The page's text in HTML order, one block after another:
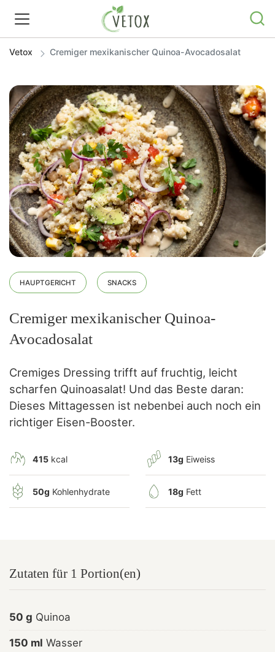
REZEPTWELT
WISSEN
SHOP
GRATIS ERNÄHRUNGSTIPPS
Vetox Cremiger mexikanischer Quinoa-Avocadosalat
HAUPTGERICHT SNACKS
Cremiger mexikanischer Quinoa-
Avocadosalat
Cremiges Dressing trifft auf fruchtig, leicht
scharfen Quinoasalat! Und das Beste daran:
Dieses Mittagessen ist nebenbei auch noch ein
richtiger Eisen-Booster.
415 kcal 13g Eiweiss
50g Kohlenhydrate 18g Fett
Zutaten für 1 Portion(en)
50 g Quinoa
150 ml Wasser